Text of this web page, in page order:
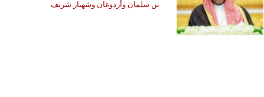
بن سلمان وأردوغان وشهباز شريف